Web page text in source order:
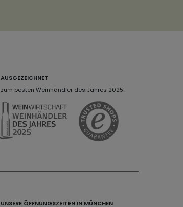
AUSGEZEICHNET
zum besten Weinhändler des Jahres 2025!
UNSERE ÖFFNUNGSZEITEN IN MÜNCHEN